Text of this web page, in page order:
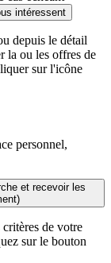
intéressent
depuis le détail
la ou les offres de
sur l'icône
personnel,
et recevoir les
de votre
sur le bouton